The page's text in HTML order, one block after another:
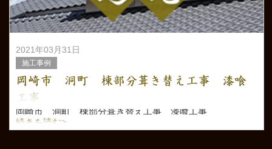
2021年03月31日
施工事例
岡崎市 洞町 棟部分葺き替え工事 漆喰
工事
岡崎市 洞町 棟部分葺き替え工事 漆喰工事
続きを読む>